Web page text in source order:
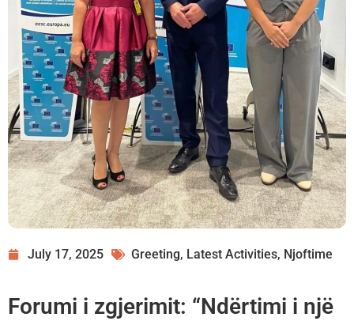
July 17, 2025 Greeting, Latest Activities, Njoftime
Forumi i zgjerimit: “Ndërtimi i një